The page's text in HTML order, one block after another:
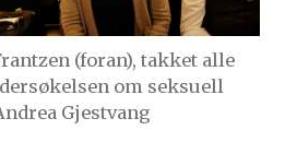
(foran), takket alle
om seksuell
Gjestvang